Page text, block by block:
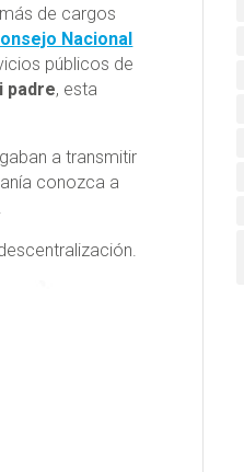
de cargos
Nacional
públicos de
padre, esta
a transmitir
conozca a